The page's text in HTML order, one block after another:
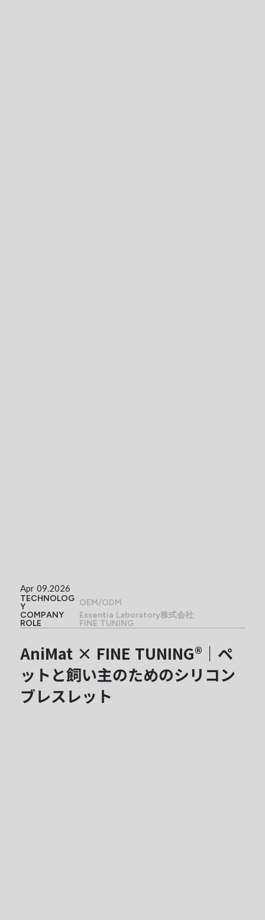
TECHNOLOG
Y
OEM/ODM
COMPANY
Essentia Laboratory株式会社
ROLE
FINE TUNING
Apr 09.2026
AniMat × FINE TUNING®︎｜ペ
ットと飼い主のためのシリコン
ブレスレット